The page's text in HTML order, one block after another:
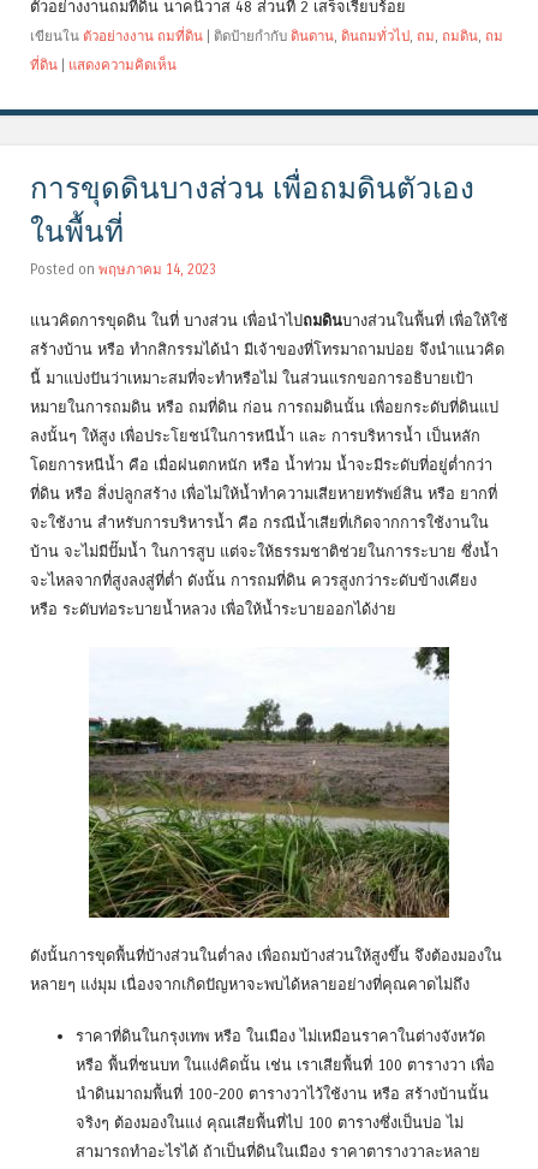
ตัวอย่างงานถมที่ดิน นาคนิวาส 48 ส่วนที่ 2 เสร็จเรียบร้อย
เขียนใน ตัวอย่างงาน ถมที่ดิน | ติดป้ายกำกับ ดินดาน, ดินถมทั่วไป, ถม, ถมดิน, ถม
ที่ดิน | แสดงความคิดเห็น
การขุดดินบางส่วน เพื่อถมดินตัวเอง
ในพื้นที่
Posted on พฤษภาคม 14, 2023
แนวคิดการขุดดิน ในที่ บางส่วน เพื่อนำไปถมดินบางส่วนในพื้นที่ เพื่อให้ใช้
สร้างบ้าน หรือ ทำกสิกรรมได้นำ มีเจ้าของที่โทรมาถามบ่อย จึงนำแนวคิด
นี้ มาแบ่งปันว่าเหมาะสมที่จะทำหรือไม่ ในส่วนแรกขอการอธิบายเป้า
หมายในการถมดิน หรือ ถมที่ดิน ก่อน การถมดินนั้น เพื่อยกระดับที่ดินแป
ลงนั้นๆ ให้สูง เพื่อประโยชน์ในการหนีน้ำ และ การบริหารน้ำ เป็นหลัก
โดยการหนีน้ำ คือ เมื่อฝนตกหนัก หรือ น้ำท่วม น้ำจะมีระดับที่อยู่ต่ำกว่า
ที่ดิน หรือ สิ่งปลูกสร้าง เพื่อไม่ให้น้ำทำความเสียหายทรัพย์สิน หรือ ยากที่
จะใช้งาน สำหรับการบริหารน้ำ คือ กรณีน้ำเสียที่เกิดจากการใช้งานใน
บ้าน จะไม่มีปั๊มน้ำ ในการสูบ แต่จะให้ธรรมชาติช่วยในการระบาย ซึ่งน้ำ
จะไหลจากที่สูงลงสู่ที่ต่ำ ดังนั้น การถมที่ดิน ควรสูงกว่าระดับข้างเคียง
หรือ ระดับท่อระบายน้ำหลวง เพื่อให้น้ำระบายออกได้ง่าย
ดังนั้นการขุดพื้นที่บ้างส่วนในต่ำลง เพื่อถมบ้างส่วนให้สูงขึ้น จึงต้องมองใน
หลายๆ แง่มุม เนื่องจากเกิดปัญหาจะพบได้หลายอย่างที่คุณคาดไม่ถึง
ราคาที่ดินในกรุงเทพ หรือ ในเมือง ไม่เหมือนราคาในต่างจังหวัด
หรือ พื้นที่ชนบท ในแง่คิดนั้น เช่น เราเสียพื้นที่ 100 ตารางวา เพื่อ
นำดินมาถมพื้นที่ 100-200 ตารางวาไว้ใช้งาน หรือ สร้างบ้านนั้น
จริงๆ ต้องมองในแง่ คุณเสียพื้นที่ไป 100 ตารางซึ่งเป็นบ่อ ไม่
สามารถทำอะไรได้ ถ้าเป็นที่ดินในเมือง ราคาตารางวาละหลาย